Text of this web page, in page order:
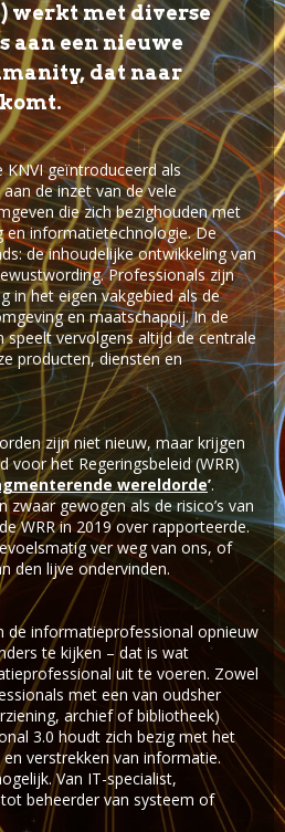
werkt met diverse
aan een nieuwe
dat naar
KNVI geïntroduceerd als
de inzet van de vele
die zich bezighouden met
informatietechnologie. De
de inhoudelijke ontwikkeling van
Professionals zijn
in het eigen vakgebied als de
en maatschappij. In de
speelt vervolgens altijd de centrale
producten, diensten en
zijn niet nieuw, maar krijgen
voor het Regeringsbeleid (WRR)
wereldorde’.
gewogen als de risico’s van
WRR in 2019 over rapporteerde.
ver weg van ons, of
den lijve ondervinden.
de informatieprofessional opnieuw
te kijken – dat is wat
uit te voeren. Zowel
met een van oudsher
archief of bibliotheek)
3.0 houdt zich bezig met het
verstrekken van informatie.
Van IT-specialist,
beheerder van systeem of